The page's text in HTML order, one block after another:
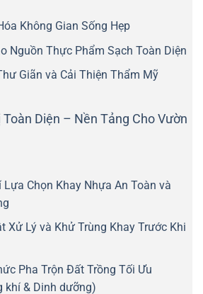
Không Gian Sống Hẹp
Nguồn Thực Phẩm Sạch Toàn Diện
Giãn và Cải Thiện Thẩm Mỹ
Toàn Diện – Nền Tảng Cho Vườn
Lựa Chọn Khay Nhựa An Toàn và
Xử Lý và Khử Trùng Khay Trước Khi
Pha Trộn Đất Trồng Tối Ưu
khí & Dinh dưỡng)